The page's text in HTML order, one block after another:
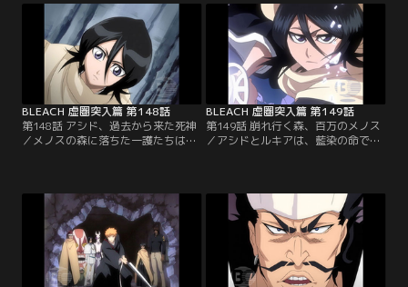
ル」という名のこの少女は、「ペッ
シェ」と「ドンドチャッカ」という
破面（アランカル）の仲間と追いか
けっこをして遊んでいただけだとい
う。あきれる一護たち。妙に明るい
ネルたちだったが…。【提供：バン
ダイチャンネル】
いたのだ。またしてもルキアの袖白
雪でルヌガンガを倒そうとするが、
うっかり「バワバワ」の背中に刃を
つきたててしまう。暴れるバワバワ
に跳ね飛ばされるルキア。そして一
護たちは、砂の下に…。【提供：バ
ンダイチャンネル】
BLEACH 虚圏突入篇 第148話
第148話 アシド、過去から来た死神
／メノスの森に落ちた一護たちは、
ていた。その戦いの最中、バワバワ
がネルたちの居所を察知する。一護
たちはひとまずバワバワの先導に従
うことにする。一方ルキアは「アシ
ド」と名乗る謎の死神と行動してい
た…。【提供：バンダイチャンネ
BLEACH 虚圏突入篇 第149話
第149話 崩れ行く森、百万のメノス
／アシドとルキアは、藍染の命でメ
止符を打つべく全力で攻撃してくる
ペキュネスの前に苦戦する二人。一
方一護たちはネルたちの霊圧を追っ
てメノスの森の奥の断崖に来てい
た。そこで捕まっているネルたちを
発見する一同…。【提供：バンダイ